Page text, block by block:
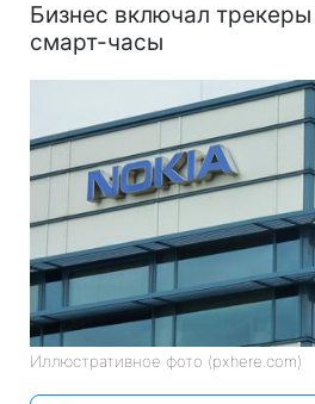
Бизнес включал трекеры
смарт-часы
Иллюстративное фото (pxhere.com)